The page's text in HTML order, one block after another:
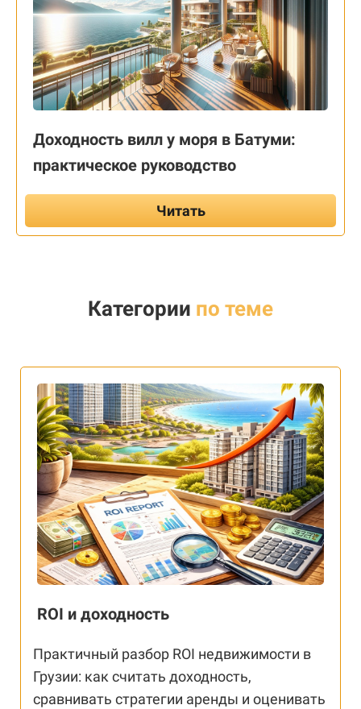
Доходность вилл у моря в Батуми:
практическое руководство
Читать
Категории по теме
ROI и доходность
Практичный разбор ROI недвижимости в
Грузии: как считать доходность,
сравнивать стратегии аренды и оценивать